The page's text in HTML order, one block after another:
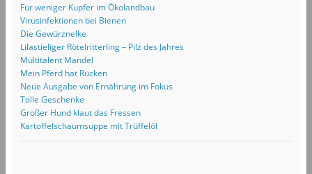
Für weniger Kupfer im Ökolandbau
Virusinfektionen bei Bienen
Die Gewürznelke
Lilastieliger Rötelritterling – Pilz des Jahres
Multitalent Mandel
Mein Pferd hat Rücken
Neue Ausgabe von Ernährung im Fokus
Tolle Geschenke
Großer Hund klaut das Fressen
Kartoffelschaumsuppe mit Trüffelöl